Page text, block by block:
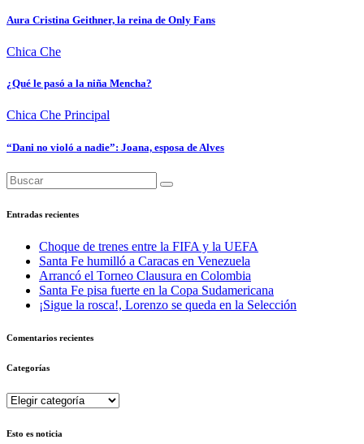
Aura Cristina Geithner, la reina de Only Fans
Chica Che
¿Qué le pasó a la niña Mencha?
Chica Che Principal
“Dani no violó a nadie”: Joana, esposa de Alves
Entradas recientes
Choque de trenes entre la FIFA y la UEFA
Santa Fe humilló a Caracas en Venezuela
Arrancó el Torneo Clausura en Colombia
Santa Fe pisa fuerte en la Copa Sudamericana
¡Sigue la rosca!, Lorenzo se queda en la Selección
Comentarios recientes
Categorías
Categorías
Esto es noticia